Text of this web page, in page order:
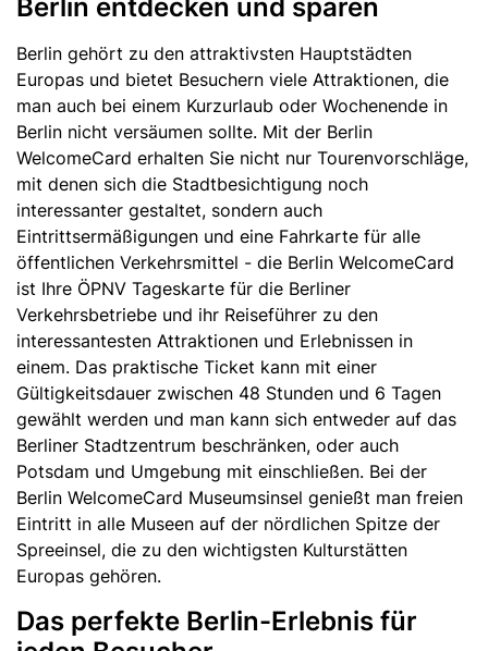
TextBerlin entdecken und sparen
Berlin gehört zu den attraktivsten Hauptstädten
Europas und bietet Besuchern viele Attraktionen, die
man auch bei einem Kurzurlaub oder Wochenende in
Berlin nicht versäumen sollte. Mit der Berlin
WelcomeCard erhalten Sie nicht nur Tourenvorschläge,
mit denen sich die Stadtbesichtigung noch
interessanter gestaltet, sondern auch
Eintrittsermäßigungen und eine Fahrkarte für alle
öffentlichen Verkehrsmittel - die Berlin WelcomeCard
ist Ihre ÖPNV Tageskarte für die Berliner
Verkehrsbetriebe und ihr Reiseführer zu den
interessantesten Attraktionen und Erlebnissen in
einem. Das praktische Ticket kann mit einer
Gültigkeitsdauer zwischen 48 Stunden und 6 Tagen
gewählt werden und man kann sich entweder auf das
Berliner Stadtzentrum beschränken, oder auch
Potsdam und Umgebung mit einschließen. Bei der
Berlin WelcomeCard Museumsinsel genießt man freien
Eintritt in alle Museen auf der nördlichen Spitze der
Spreeinsel, die zu den wichtigsten Kulturstätten
Europas gehören.
Das perfekte Berlin-Erlebnis für